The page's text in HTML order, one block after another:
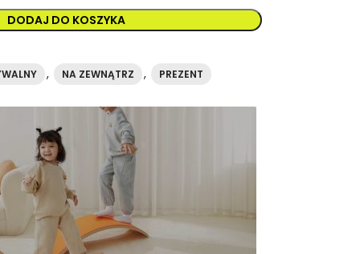
DODAJ DO KOSZYKA
, NA ZEWNĄTRZ , PREZENT